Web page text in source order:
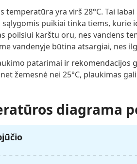
temperatūra yra virš 28°C. Tai
puikiai tinka tiems, kurie
poilsiui karštu oru, nes vandens
vandenyje būtina atsargiai, nes
patarimai ir
žemesnė nei 25°C, plaukimas
diagrama